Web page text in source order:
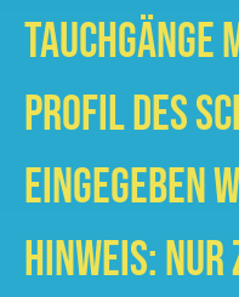
Tauchgänge
Profil des
eingegeben
HINWEIS: